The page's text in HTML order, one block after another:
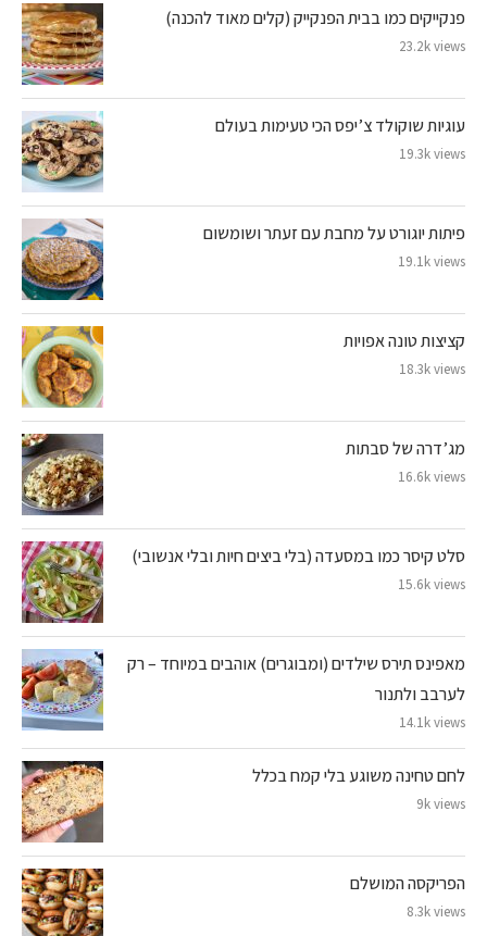
פנקייקים כמו בבית הפנקייק (קלים מאוד להכנה)
23.2k views
עוגיות שוקולד צ’יפס הכי טעימות בעולם
19.3k views
פיתות יוגורט על מחבת עם זעתר ושומשום
19.1k views
קציצות טונה אפויות
18.3k views
מג’דרה של סבתות
16.6k views
סלט קיסר כמו במסעדה (בלי ביצים חיות ובלי אנשובי)
15.6k views
מאפינס תירס שילדים (ומבוגרים) אוהבים במיוחד – רק
לערבב ולתנור
14.1k views
לחם טחינה משוגע בלי קמח בכלל
9k views
הפריקסה המושלם
8.3k views